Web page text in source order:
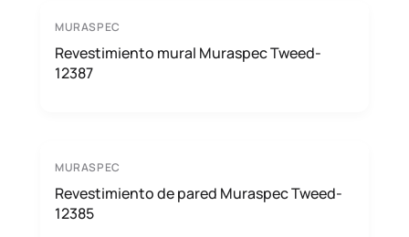
MURASPEC
Revestimiento mural Muraspec Tweed-
12387
MURASPEC
Revestimiento de pared Muraspec Tweed-
12385